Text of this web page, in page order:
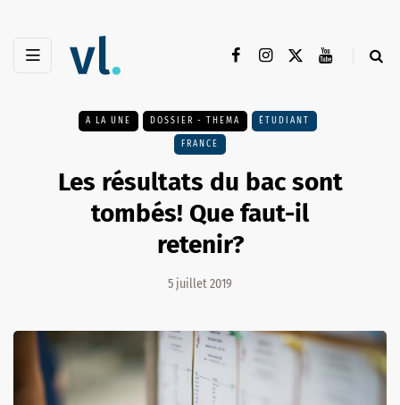
A LA UNE DOSSIER - THEMA ÉTUDIANT
FRANCE
Les résultats du bac sont
tombés! Que faut-il
retenir?
5 juillet 2019